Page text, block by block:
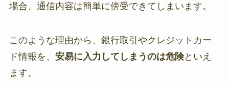
場合、通信内容は簡単に傍受できてしまいます。
このような理由から、銀行取引やクレジットカー
ド情報を、 安易に入力してしまうのは危険といえ
ます。